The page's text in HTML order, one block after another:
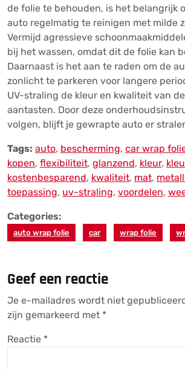
de folie te behouden, is het belangrijk
auto regelmatig te reinigen met milde
Vermijd agressieve
bij het wassen, omdat dit de folie kan
Daarnaast is het aan te raden om de
zonlicht te parkeren voor langere
UV-straling de kleur en kwaliteit van
aantasten. Door deze
volgen, blijft je gewrapte auto er
Tags: auto, bescherming, car wrap
kopen, flexibiliteit, glanzend, kleur,
kostenbesparend, kwaliteit, mat,
toepassing, uv-straling, voordelen,
Categories:
auto wrap folie car wrap folie
Geef een reactie
Je e-mailadres wordt niet
zijn gemarkeerd met *
Reactie *